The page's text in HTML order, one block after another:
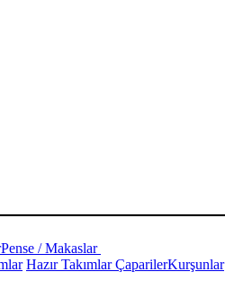
Pense / Makaslar
Hazır Takımlar ÇaparilerKurşunlar